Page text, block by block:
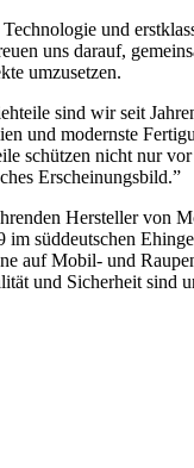
und
uns darauf,
umzusetzen.
sind wir seit
und modernste
schützen nicht nur
Erscheinungsbild.”
Hersteller von
süddeutschen
auf Mobil- und
und Sicherheit sind